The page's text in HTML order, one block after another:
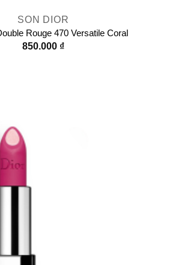
SON DIOR
Rouge 470 Versatile Coral
850.000 ₫